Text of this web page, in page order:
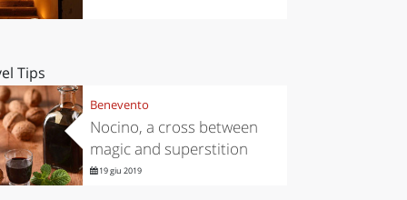
Tips
Benevento
Nocino, a cross between
magic and superstition
19 giu 2019